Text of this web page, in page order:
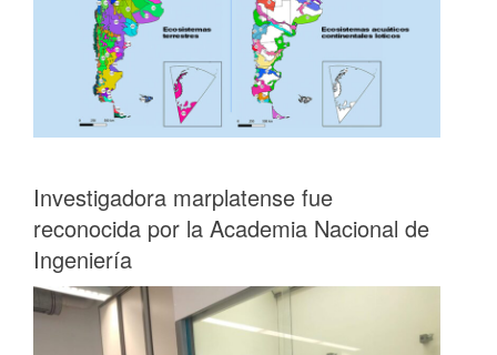
Investigadora marplatense fue
reconocida por la Academia Nacional de
Ingeniería